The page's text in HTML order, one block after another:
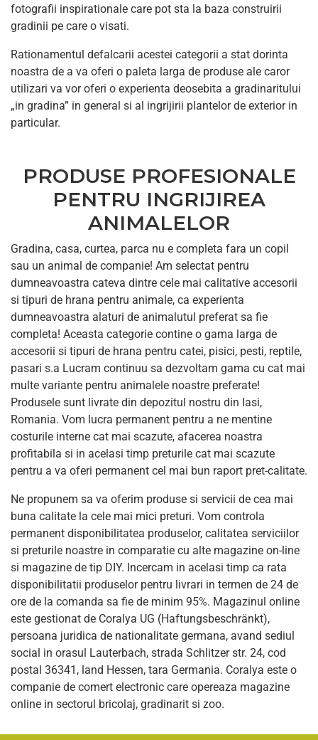
fotografii inspirationale care pot sta la baza construirii
gradinii pe care o visati.
Rationamentul defalcarii acestei categorii a stat dorinta
noastra de a va oferi o paleta larga de produse ale caror
utilizari va vor oferi o experienta deosebita a gradinaritului
„in gradina” in general si al ingrijirii plantelor de exterior in
particular.
PRODUSE PROFESIONALE
PENTRU INGRIJIREA
ANIMALELOR
Gradina, casa, curtea, parca nu e completa fara un copil
sau un animal de companie! Am selectat pentru
dumneavoastra cateva dintre cele mai calitative accesorii
si tipuri de hrana pentru animale, ca experienta
dumneavoastra alaturi de animalutul preferat sa fie
completa! Aceasta categorie contine o gama larga de
accesorii si tipuri de hrana pentru catei, pisici, pesti, reptile,
pasari s.a Lucram continuu sa dezvoltam gama cu cat mai
multe variante pentru animalele noastre preferate!
Produsele sunt livrate din depozitul nostru din Iasi,
Romania. Vom lucra permanent pentru a ne mentine
costurile interne cat mai scazute, afacerea noastra
profitabila si in acelasi timp preturile cat mai scazute
pentru a va oferi permanent cel mai bun raport pret-calitate.
Ne propunem sa va oferim produse si servicii de cea mai
buna calitate la cele mai mici preturi. Vom controla
permanent disponibilitatea produselor, calitatea serviciilor
si preturile noastre in comparatie cu alte magazine on-line
si magazine de tip DIY. Incercam in acelasi timp ca rata
disponibilitatii produselor pentru livrari in termen de 24 de
ore de la comanda sa fie de minim 95%. Magazinul online
este gestionat de Coralya UG (Haftungsbeschränkt),
persoana juridica de nationalitate germana, avand sediul
social in orasul Lauterbach, strada Schlitzer str. 24, cod
postal 36341, land Hessen, tara Germania. Coralya este o
companie de comert electronic care opereaza magazine
online in sectorul bricolaj, gradinarit si zoo.